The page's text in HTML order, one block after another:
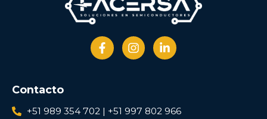
Contacto
+51 989 354 702 | +51 997 802 966